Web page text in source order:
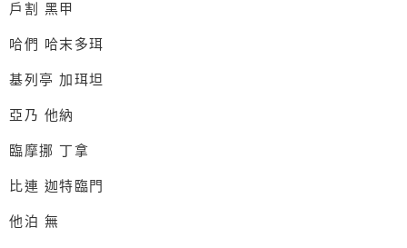
戶割 黑甲
哈們 哈末多珥
基列亭 加珥坦
亞乃 他納
臨摩挪 丁拿
比連 迦特臨門
他泊 無